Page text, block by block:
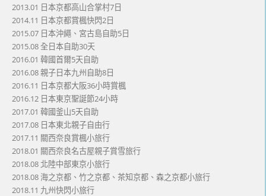
2013.01 日本京都高山合掌村7日
2014.11 日本京都賞楓快閃2日
2015.07 日本沖繩、宮古島自助5日
2015.08 全日本自助30天
2016.01 韓國首爾5天自助
2016.08 親子日本九州自助8日
2016.11 日本京都大阪36小時賞楓
2016.12 日本東京聖誕節24小時
2017.01 韓國釜山5天自助
2017.08 日本東北親子自由行
2017.11 關西奈良賞楓小旅行
2018.01 關西奈良名古屋親子賞雪旅行
2018.08 北陸中部東京小旅行
2018.08 海之京都、竹之京都、茶知京都、森之京都小旅行
2018.11 九州快閃小旅行